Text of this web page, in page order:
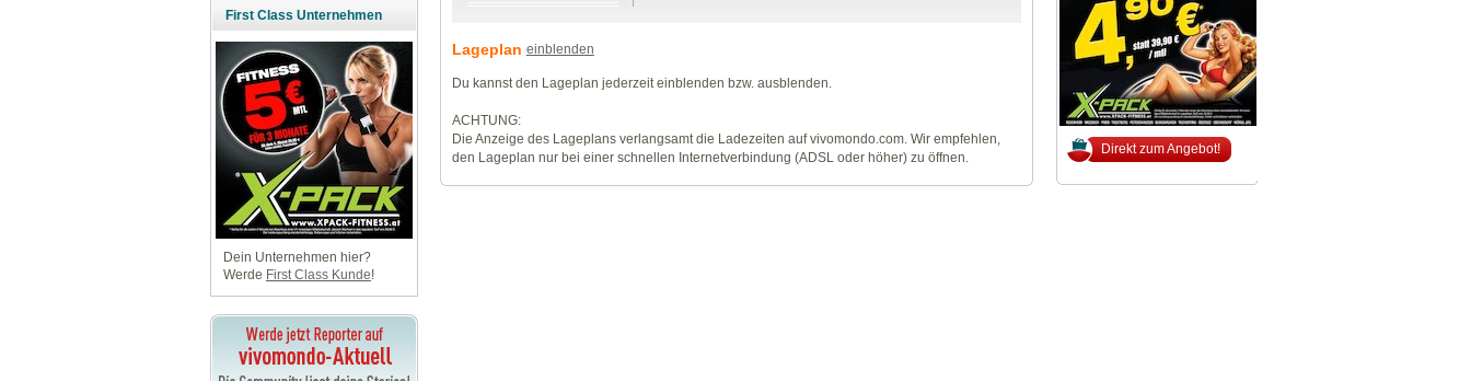
First Class Unternehmen
Dein Unternehmen hier?
Werde First Class Kunde!
Lageplan einblenden
Du kannst den Lageplan jederzeit einblenden bzw. ausblenden.
ACHTUNG:
Die Anzeige des Lageplans verlangsamt die Ladezeiten auf vivomondo.com. Wir empfehlen,
den Lageplan nur bei einer schnellen Internetverbindung (ADSL oder höher) zu öffnen.
Direkt zum Angebot!